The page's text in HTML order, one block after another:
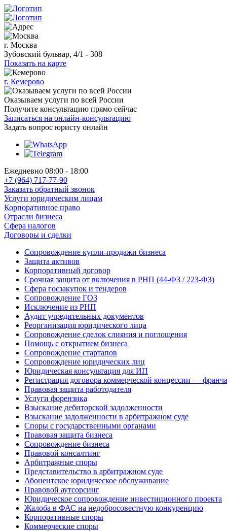
г. Москва
Зубовский бульвар, 4/1 - 308
Показать на карте
г. Кемерово
Оказываем услуги по всей России
Получите консультацию прямо сейчас
Записаться на онлайн-консультацию
Задать вопрос юристу онлайн
Ежедневно 08:00 - 18:00
+7 (964) 717-77-90
Заказать обратный звонок
Услуги юридическим лицам
Корпоративное право
Отрасли бизнеса
Сфера налогов
Договоры и сделки
Сопровождение купли-продажи бизнеса
Защита активов
Корпоративный договор
Срочная защита от включения в РНП (44-ФЗ / 223-ФЗ)
Сфера госзакупок и тендеров
Сопровождение ГОЗ
Исключение из РНП
Аудит учредительных документов
Реорганизация юридического лица
Сопровождение сделок слияния и поглощения
Помощь с открытием бизнеса
Сопровождение стартапов
Сопровождение юридических лиц
Юридическая консультация для ИП
Регистрация договора коммерческой концессии —
Правовая защита работодателя
Услуги форензика
Взыскание дебиторской задолженности
Взыскание задолженности в арбитражном суде
Споры с государственными органами
Правовая защита бизнеса
Сопровождение бизнеса
Правовой консалтинг
Арбитражные споры
Представительство в арбитражном суде
Абонентское юридическое обслуживание
Правовой аутсорсинг
Юридическое сопровождение инвестиционного проекта
Жалоба в ФАС на недобросовестную конкуренцию
Корпоративные споры
Коммерческие споры